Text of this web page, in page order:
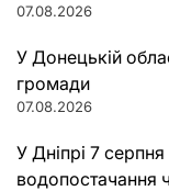
07.08.2026
У Донецькій
громади
07.08.2026
У Дніпрі 7
водопостачання